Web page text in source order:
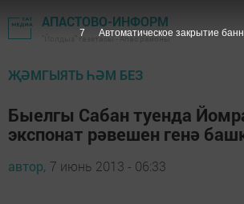
АПАСТОВО-ИНФОРМ
"Йолдыз" газетасы - Апас районы
ҖӘМГЫЯТЬ ҺӘМ БЕЗ
Быелгы Сабан туенда
экспонат рәвешен генә
автор, 7 июнь 2013 - 06:33
6 Автоматическое закрытие